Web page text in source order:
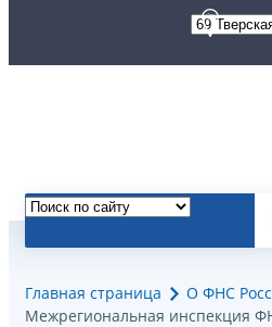
Главная страница О ФНС
Межрегиональная инспекция